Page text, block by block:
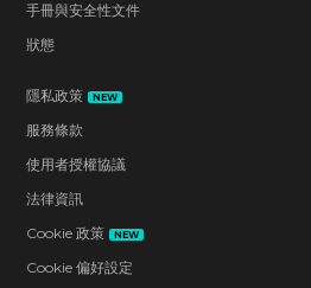
手冊與安全性文件
狀態
隱私政策 NEW
服務條款
使用者授權協議
法律資訊
Cookie 政策
NEW
Cookie 偏好設定